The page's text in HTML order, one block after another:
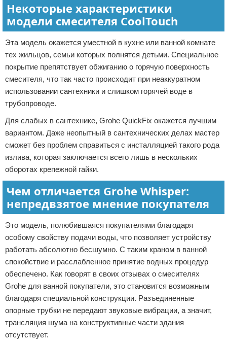
Некоторые характеристики
модели смесителя CoolTouch
Эта модель окажется уместной в кухне или ванной комнате
тех жильцов, семьи которых полнятся детьми. Специальное
покрытие препятствует обжиганию о горячую поверхность
смесителя, что так часто происходит при неаккуратном
использовании сантехники и слишком горячей воде в
трубопроводе.
Для слабых в сантехнике, Grohe QuickFix окажется лучшим
вариантом. Даже неопытный в сантехнических делах мастер
сможет без проблем справиться с инсталляцией такого рода
излива, которая заключается всего лишь в нескольких
оборотах крепежной гайки.
Чем отличается Grohe Whisper:
непредвзятое мнение покупателя
Это модель, полюбившаяся покупателями благодаря
особому свойству подачи воды, что позволяет устройству
работать абсолютно бесшумно. С таким краном в ванной
спокойствие и расслабленное принятие водных процедур
обеспечено. Как говорят в своих отзывах о смесителях
Grohe для ванной покупатели, это становится возможным
благодаря специальной конструкции. Разъединенные
опорные трубки не передают звуковые вибрации, а значит,
трансляция шума на конструктивные части здания
отсутствует.